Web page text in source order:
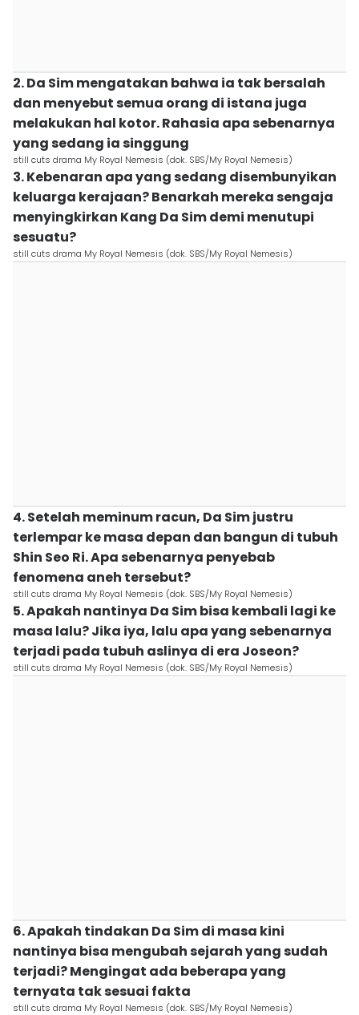
2. Da Sim mengatakan bahwa ia tak bersalah
dan menyebut semua orang di istana juga
melakukan hal kotor. Rahasia apa sebenarnya
yang sedang ia singgung
still cuts drama My Royal Nemesis (dok. SBS/My Royal Nemesis)
3. Kebenaran apa yang sedang disembunyikan
keluarga kerajaan? Benarkah mereka sengaja
menyingkirkan Kang Da Sim demi menutupi
sesuatu?
still cuts drama My Royal Nemesis (dok. SBS/My Royal Nemesis)
4. Setelah meminum racun, Da Sim justru
terlempar ke masa depan dan bangun di tubuh
Shin Seo Ri. Apa sebenarnya penyebab
fenomena aneh tersebut?
still cuts drama My Royal Nemesis (dok. SBS/My Royal Nemesis)
5. Apakah nantinya Da Sim bisa kembali lagi ke
masa lalu? Jika iya, lalu apa yang sebenarnya
terjadi pada tubuh aslinya di era Joseon?
still cuts drama My Royal Nemesis (dok. SBS/My Royal Nemesis)
6. Apakah tindakan Da Sim di masa kini
nantinya bisa mengubah sejarah yang sudah
terjadi? Mengingat ada beberapa yang
ternyata tak sesuai fakta
still cuts drama My Royal Nemesis (dok. SBS/My Royal Nemesis)